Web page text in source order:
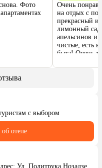
Фото
Очень
на отдых с
прекрасный и
лимонный сад
апельсинов и
чистые, есть
быта! Очень
которой
с выбором
отеле
Ул. Политрука Нозадзе,